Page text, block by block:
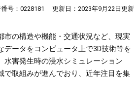
号：0228181 更新日：2023年9月22日更新
の構造や機能・交通状況など、現実
データをコンピュータ上で3D技術等を
水害発生時の浸水シミュレーション
で取組みが進んでおり、近年注目を集